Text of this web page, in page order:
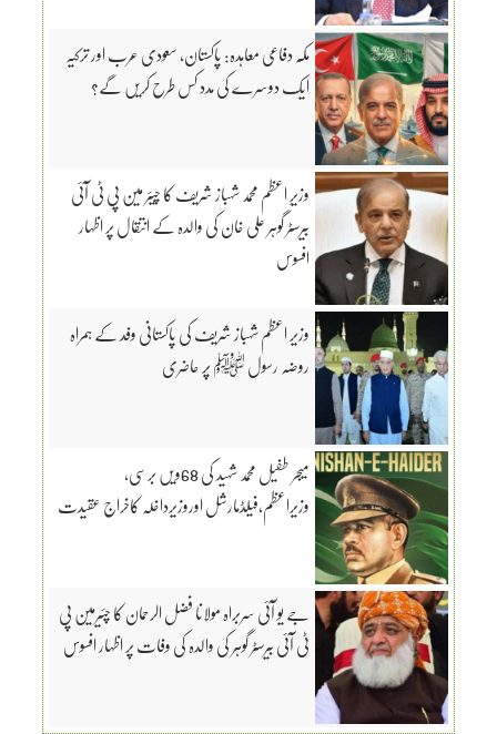
مکّہ دفاعی معاہدہ: پاکستان، سعودی عرب اور ترکیہ
ایک دوسرے کی مدد کس طرح کریں گے؟
وزیرِ اعظم محمد شہباز شریف کا چیئر مین پی ٹی آئی
بیرسٹر گوہر علی خان کی والدہ کے انتقال پر اظہار
افسوس
وزیر اعظم شہباز شریف کی پاکستانی وفد کے ہمراہ
روضہ رسول ﷺ پر حاضری
میجر طفیل محمد شہید کی 68ویں برسی،
وزیراعظم،فیلڈمارشل اوروزیرداخلہ کاخراج عقیدت
جے یو آئی سربراہ مولانا فضل الرحمان کا چئیرمین پی
ٹی آئی بیرسٹر گوہر کی والدہ کی وفات پر اظہار افسوس